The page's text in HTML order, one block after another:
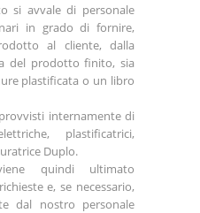
si avvale di personale
in grado di fornire,
al cliente, dalla
del prodotto finito, sia
plastificata o un libro
internamente di
plastificatrici,
Duplo.
quindi ultimato
e, se necessario,
dal nostro personale